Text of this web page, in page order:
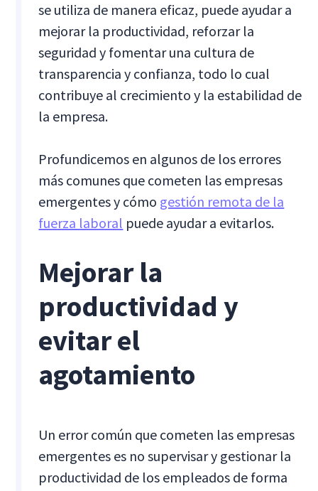
se utiliza de manera eficaz, puede ayudar a
mejorar la productividad, reforzar la
seguridad y fomentar una cultura de
transparencia y confianza, todo lo cual
contribuye al crecimiento y la estabilidad de
la empresa.
Profundicemos en algunos de los errores
más comunes que cometen las empresas
emergentes y cómo gestión remota de la
fuerza laboral puede ayudar a evitarlos.
Mejorar la
productividad y
evitar el
agotamiento
Un error común que cometen las empresas
emergentes es no supervisar y gestionar la
productividad de los empleados de forma